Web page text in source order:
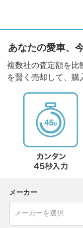
あなたの愛車、
複数社の査定額を比
を賢く売却して、購
メーカー